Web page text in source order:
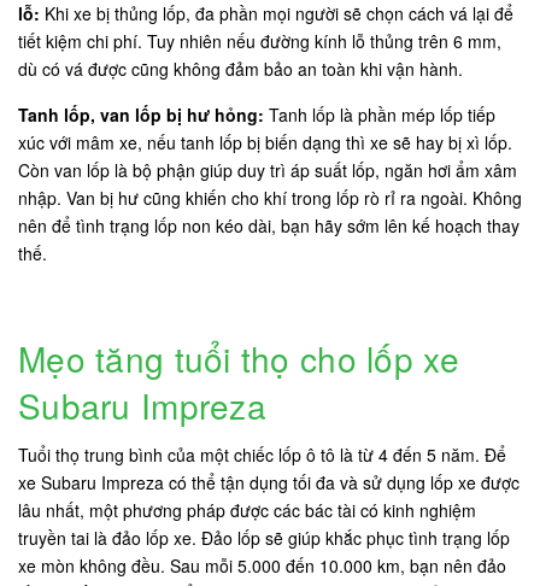
lỗ: Khi xe bị thủng lốp, đa phần mọi người sẽ chọn cách vá lại để
tiết kiệm chi phí. Tuy nhiên nếu đường kính lỗ thủng trên 6 mm,
dù có vá được cũng không đảm bảo an toàn khi vận hành.
Tanh lốp, van lốp bị hư hỏng: Tanh lốp là phần mép lốp tiếp
xúc với mâm xe, nếu tanh lốp bị biến dạng thì xe sẽ hay bị xì lốp.
Còn van lốp là bộ phận giúp duy trì áp suất lốp, ngăn hơi ẩm xâm
nhập. Van bị hư cũng khiến cho khí trong lốp rò rỉ ra ngoài. Không
nên để tình trạng lốp non kéo dài, bạn hãy sớm lên kế hoạch thay
thế.
Mẹo tăng tuổi thọ cho lốp xe
Subaru Impreza
Tuổi thọ trung bình của một chiếc lốp ô tô là từ 4 đến 5 năm. Để
xe Subaru Impreza có thể tận dụng tối đa và sử dụng lốp xe được
lâu nhất, một phương pháp được các bác tài có kinh nghiệm
truyền tai là đảo lốp xe. Đảo lốp sẽ giúp khắc phục tình trạng lốp
xe mòn không đều. Sau mỗi 5.000 đến 10.000 km, bạn nên đảo